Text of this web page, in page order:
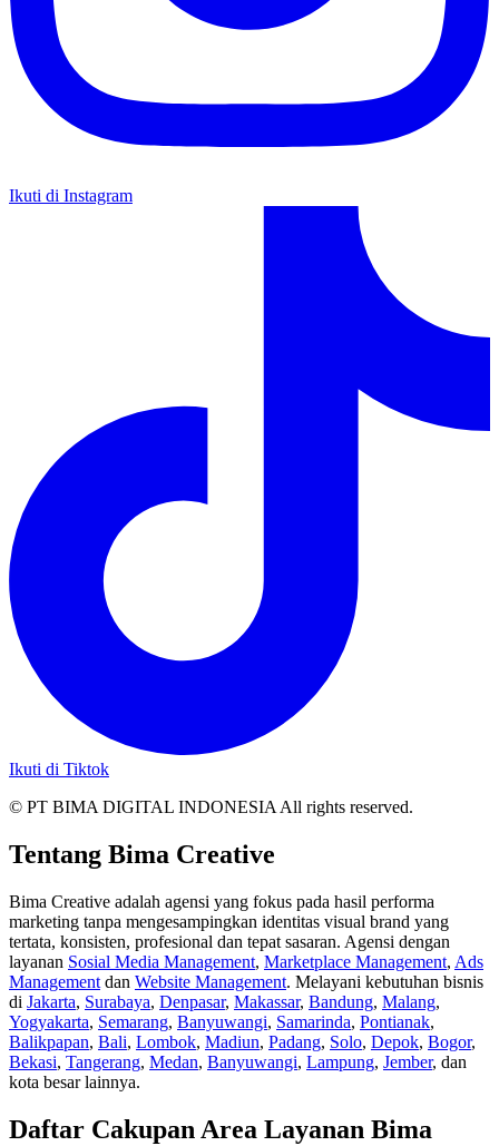
Ikuti di Instagram
Ikuti di Tiktok
© PT BIMA DIGITAL INDONESIA All rights reserved.
Tentang Bima Creative
Bima Creative adalah agensi yang fokus pada hasil performa
marketing tanpa mengesampingkan identitas visual brand yang
tertata, konsisten, profesional dan tepat sasaran. Agensi dengan
layanan Sosial Media Management, Marketplace Management, Ads
Management dan Website Management. Melayani kebutuhan bisnis
di Jakarta, Surabaya, Denpasar, Makassar, Bandung, Malang,
Yogyakarta, Semarang, Banyuwangi, Samarinda, Pontianak,
Balikpapan, Bali, Lombok, Madiun, Padang, Solo, Depok, Bogor,
Bekasi, Tangerang, Medan, Banyuwangi, Lampung, Jember, dan
kota besar lainnya.
Daftar Cakupan Area Layanan Bima